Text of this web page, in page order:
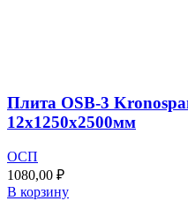
Плита OSB-3
12х1250х2500мм
ОСП
1080,00 ₽
В корзину